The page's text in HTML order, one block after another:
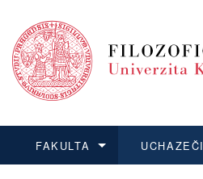
FAKULTA UCHAZEČI